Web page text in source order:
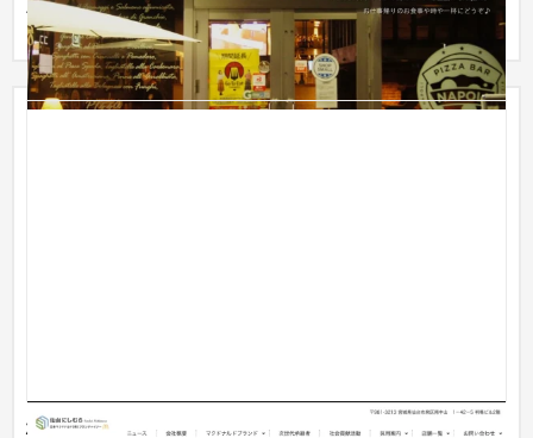
作費用...
株式会社仙台にしむら | 日本マクドナルドフランチャ